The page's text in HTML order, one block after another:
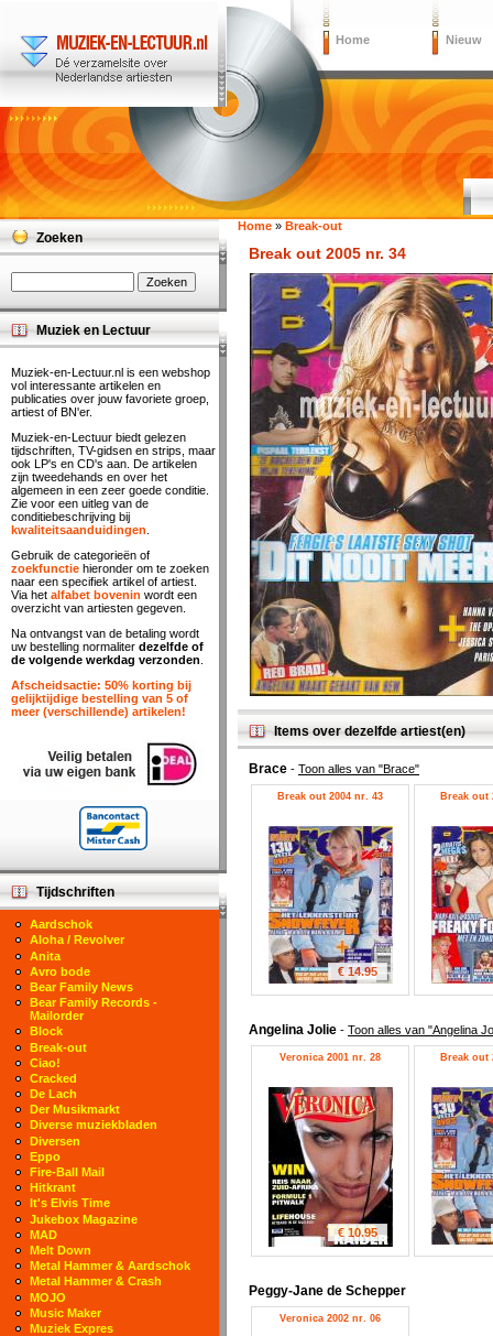
Home Nieuw
Home » Break-out
Break out 2005 nr. 34
Items over dezelfde artiest(en)
Brace - Toon alles van "Brace"
Break out 2004 nr. 43
€ 14.95
Break out
Angelina Jolie - Toon alles van "Angelina
Veronica 2001 nr. 28
€ 10.95
Break out
Peggy-Jane de Schepper
Veronica 2002 nr. 06
Zoeken
Muziek en Lectuur
Muziek-en-Lectuur.nl is een webshop
vol interessante artikelen en
publicaties over jouw favoriete groep,
artiest of BN'er.
Muziek-en-Lectuur biedt gelezen
tijdschriften, TV-gidsen en strips, maar
ook LP's en CD's aan. De artikelen
zijn tweedehands en over het
algemeen in een zeer goede conditie.
Zie voor een uitleg van de
conditiebeschrijving bij
kwaliteitsaanduidingen
Gebruik de categorieën of
zoekfunctie hieronder om te zoeken
naar een specifiek artikel of artiest.
Via het alfabet bovenin wordt een
overzicht van artiesten gegeven.
Na ontvangst van de betaling wordt
uw bestelling normaliter dezelfde of
de volgende werkdag verzonden
Afscheidsactie: 50% korting bij
gelijktijdige bestelling van 5 of
meer (verschillende) artikelen!
Tijdschriften
Aardschok
Aloha / Revolver
Anita
Avro bode
Bear Family News
Bear Family Records -
Mailorder
Block
Break-out
Ciao!
Cracked
De Lach
Der Musikmarkt
Diverse muziekbladen
Diversen
Eppo
Fire-Ball Mail
Hitkrant
It's Elvis Time
Jukebox Magazine
MAD
Melt Down
Metal Hammer & Aardschok
Metal Hammer & Crash
MOJO
Music Maker
Muziek Expres